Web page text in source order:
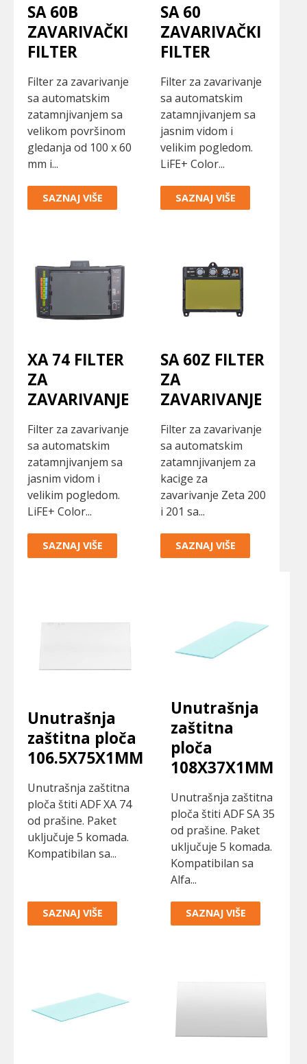
SA 60B
ZAVARIVAČKI
FILTER
Filter za zavarivanje
sa automatskim
zatamnjivanjem sa
velikom površinom
gledanja od 100 x 60
mm i...
SAZNAJ VIŠE
SA 60
ZAVARIVAČKI
FILTER
Filter za zavarivanje
sa automatskim
zatamnjivanjem sa
jasnim vidom i
velikim pogledom.
LiFE+ Color...
SAZNAJ VIŠE
XA 74 FILTER
ZA
ZAVARIVANJE
Filter za zavarivanje
sa automatskim
zatamnjivanjem sa
jasnim vidom i
velikim pogledom.
LiFE+ Color...
SAZNAJ VIŠE
SA 60Z FILTER
ZA
ZAVARIVANJE
Filter za zavarivanje
sa automatskim
zatamnjivanjem za
kacige za
zavarivanje Zeta 200
i 201 sa...
SAZNAJ VIŠE
Unutrašnja
zaštitna ploča
106.5X75X1MM
Unutrašnja zaštitna
ploča štiti ADF XA 74
od prašine. Paket
uključuje 5 komada.
Kompatibilan sa...
SAZNAJ VIŠE
Unutrašnja
zaštitna
ploča
108X37X1MM
Unutrašnja zaštitna
ploča štiti ADF SA 35
od prašine. Paket
uključuje 5 komada.
Kompatibilan sa
Alfa...
SAZNAJ VIŠE